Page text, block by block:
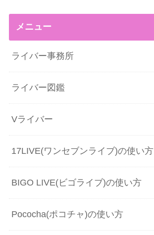
メニュー
ライバー事務所
ライバー図鑑
Vライバー
17LIVE(ワンセブンライブ)の使い方
BIGO LIVE(ビゴライブ)の使い方
Pococha(ポコチャ)の使い方